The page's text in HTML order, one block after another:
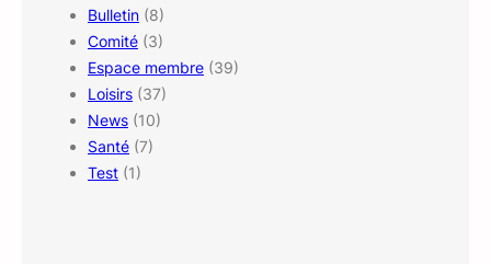
Bulletin (8)
Comité (3)
Espace membre (39)
Loisirs (37)
News (10)
Santé (7)
Test (1)